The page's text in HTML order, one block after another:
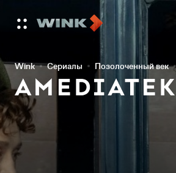
Wink Сериалы Позолоченный век